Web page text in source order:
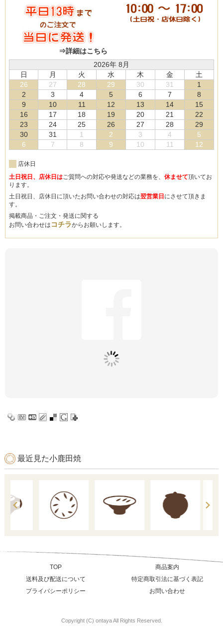
⇒詳細はこちら
2026年 8月
日
月 火 水 木 金
土
26
27 28 29 30 31
1
2
3 4 5 6 7
8
9
10 11 12 13 14
15
16
17 18 19 20 21
22
23
24 25 26 27 28
29
30
31 1 2 3 4
5
6
7 8 9 10 11 12
店休日
土日祝日、店休日はご質問への対応や発送などの業務を、 休ませて頂いてお
ります。
土日祝日、店休日に頂いたお問い合わせの対応は翌営業日にさせて頂きま
す。
掲載商品・ご注文・発送に関する
お問い合わせは コチラからお願いします。
最近見た小鹿田焼
TOP
商品案内
送料及び配送について
特定商取引法に基づく表記
プライバシーポリシー
お問い合わせ
Copyright (C) ontaya All Rights Reserved.